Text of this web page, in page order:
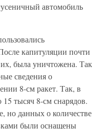
автомобиль
капитуляции почти
была уничтожена. Так
сведения о
8-см ракет. Так, в
тысяч 8-см снарядов.
но данных о количестве
были оснащены